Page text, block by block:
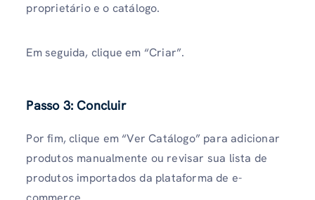
proprietário e o catálogo.
Em seguida, clique em “Criar”.
Passo 3: Concluir
Por fim, clique em “Ver Catálogo” para adicionar
produtos manualmente ou revisar sua lista de
produtos importados da plataforma de e-